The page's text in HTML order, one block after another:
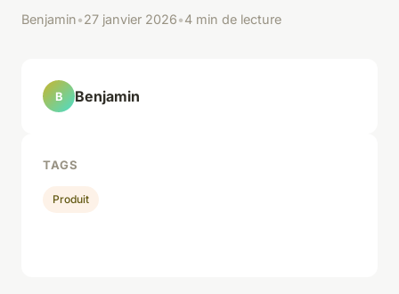
Benjamin•27 janvier 2026•4 min de lecture
B Benjamin
TAGS
Produit